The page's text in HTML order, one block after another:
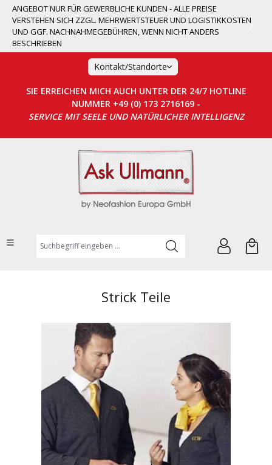
springen
ANGEBOT NUR FÜR GEWERBLICHE KUNDEN - ALLE PREISE
VERSTEHEN SICH ZZGL. MEHRWERTSTEUER UND LOGISTIKKOSTEN
UND GGF. NACHNAHMEGEBÜHREN, WENN NICHT ANDERS
BESCHRIEBEN
Kontakt/Standorte
SIE ERREICHEN MICH AUCH UNTER DER 24/7 HOTLINE
NUMMER +49 (0) 173 2716169 -
SERVICE MIT SEELE UND NATÜRLICHER INTELLIGENZ
Suchbegriff eingeben ...
Strick Teile